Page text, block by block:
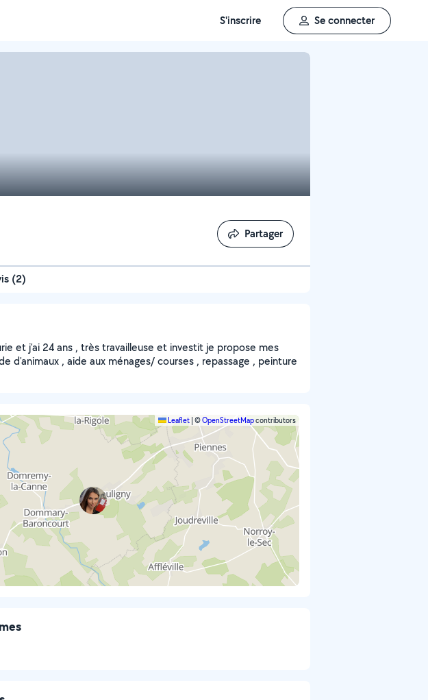
S'inscrire Se connecter
Partager
Partager
(2)
et j'ai 24 ans , très travailleuse et investit je propose mes
d'animaux , aide aux ménages/ courses , repassage , peinture
Leaflet ©OpenStreetMapcontributors